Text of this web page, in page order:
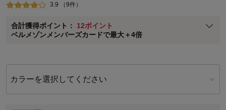
3.9 （9件）
合計獲得ポイント： 12ポイント
ベルメゾンメンバーズカードで最大＋4倍
※メンバーズカードの加算ポイントはステージ倍率適用前の基本ポイント
に対して適用されます。
カラーを選択してください